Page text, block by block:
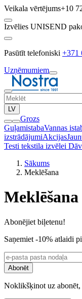
Veikala vērtējums+10
Izvēlies UNISEND
Pasūtīt telefoniski +371
Uzņēmumiem
LV
Grozs
GuļamistabaVannas
izstrādājumiAkcijas
Testi tekstila izvēlei
Sākums
Meklēšana
Meklēšana
Abonējiet biļetenu!
Saņemiet -10% atlaidi
Abonēt
Noklikšķinot uz